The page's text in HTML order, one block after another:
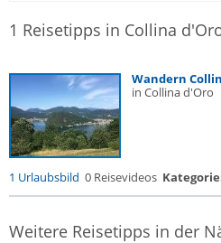
1 Reisetipps in Collina
Wandern
in Collina d'Oro
1 Urlaubsbild 0 Reisevideos
Weitere Reisetipps in der